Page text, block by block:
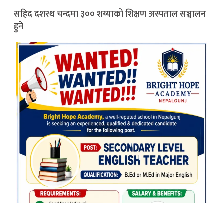
सहिद दशरथ चन्दमा ३०० शय्याको शिक्षण अस्पताल सञ्चालन
हुने